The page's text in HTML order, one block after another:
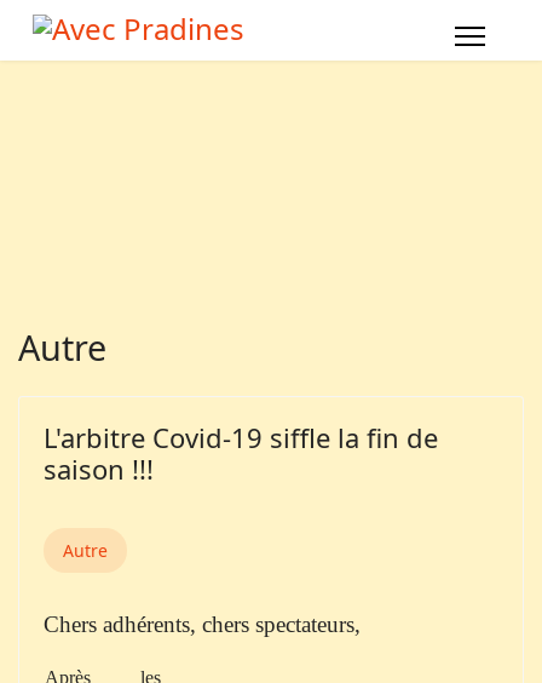
Autre
L'arbitre Covid-19 siffle la fin de
saison !!!
Autre
Chers adhérents, chers spectateurs,
Après les